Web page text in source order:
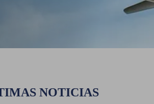
NOTICIAS